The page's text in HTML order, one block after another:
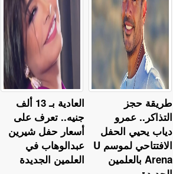
العادية بـ 13 ألف
جنيه.. تعرف على
أسعار حفل شيرين
عبدالوهاب في
العلمين الجديدة
طريقة حجز
التذاكر.. عمرو
دياب يحيي الحفل
الافتتاحي لموسم U
Arena بالعلمين